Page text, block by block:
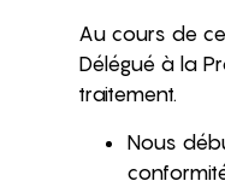
Au cours de
Délégué à la
traitement.
Nous